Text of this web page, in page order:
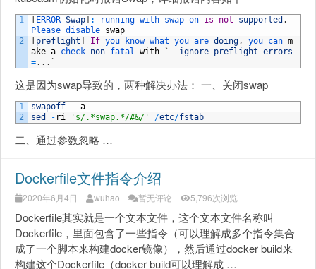
1
2
ERROR Swap : running with swap on is not supported .
Please disable swap
preflight If you know what you are doing, you can m
ake a check non-fatal with ` --ignore-preflight -errors
=. . . `
这是因为swap导致的，两种解决办法： 一、关闭swap
1
2
swapoff -a
sed
- ri 's/.*swap.*/#&/' /etc/fstab
二、通过参数忽略 …
Dockerfile文件指令介绍
2020年6月4日 wuhao 暂无评论 5,796次浏览
Dockerfile其实就是一个文本文件，这个文本文件名称叫
Dockerfile，里面包含了一些指令（可以理解成多个指令集合
成了一个脚本来构建docker镜像），然后通过docker build来
构建这个Dockerfile（docker build可以理解成 …